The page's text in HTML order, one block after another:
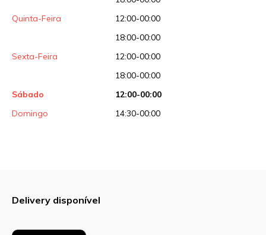
Quinta-Feira
12:00-00:00
18:00-00:00
Sexta-Feira
12:00-00:00
18:00-00:00
Sábado
12:00-00:00
Domingo
14:30-00:00
Delivery disponível